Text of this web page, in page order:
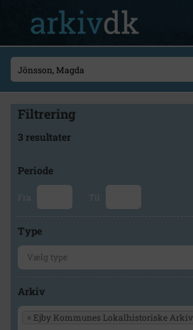
Filtrering
3 resultater
Periode
Fra Til
Type
Arkiv
× Ejby Kommunes Lokalhistoriske Arkiv